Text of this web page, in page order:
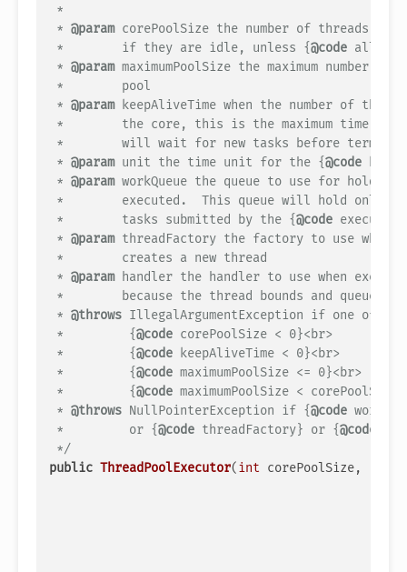
*
* @param corePoolSize the number of threads to
*        if they are idle, unless {@code
* @param maximumPoolSize the maximum number
*        pool
* @param keepAliveTime when the number of
*        the core, this is the maximum time that
*        will wait for new tasks before
* @param unit the time unit for the {@code
* @param workQueue the queue to use for
*        executed.  This queue will hold only
*        tasks submitted by the {@code execute}
* @param threadFactory the factory to use when
*        creates a new thread
* @param handler the handler to use when
*        because the thread bounds and queue
* @throws IllegalArgumentException if one of
*         {@code corePoolSize < 0}<br>
*         {@code keepAliveTime < 0}<br>
*         {@code maximumPoolSize <= 0}<br>
*         {@code maximumPoolSize < corePoolSize}
* @throws NullPointerException if {@code
*         or {@code threadFactory} or {@code
*/
public ThreadPoolExecutor(int corePoolSize,